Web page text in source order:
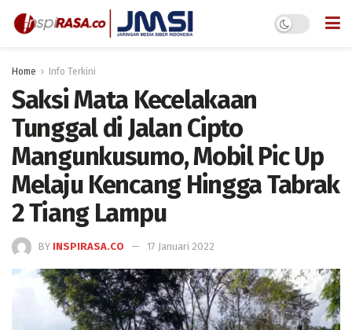
Home Info Terkini
Saksi Mata Kecelakaan
Tunggal di Jalan Cipto
Mangunkusumo, Mobil Pic Up
Melaju Kencang Hingga Tabrak
2 Tiang Lampu
BY INSPIRASA.CO 17 Januari 2022